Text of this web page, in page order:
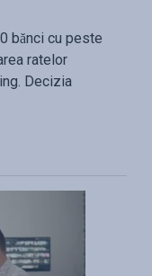
bănci cu peste
ratelor
Decizia